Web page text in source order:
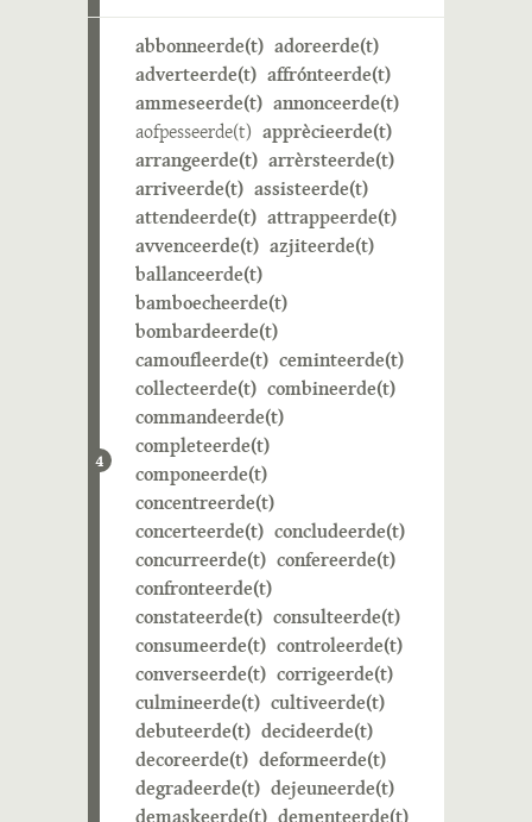
4
abbonneerde(t) adoreerde(t)
adverteerde(t) affrónteerde(t)
ammeseerde(t) annonceerde(t)
aofpesseerde(t) apprècieerde(t)
arrangeerde(t) arrèrsteerde(t)
arriveerde(t) assisteerde(t)
attendeerde(t) attrappeerde(t)
avvenceerde(t) azjiteerde(t)
ballanceerde(t)
bamboecheerde(t)
bombardeerde(t)
camoufleerde(t) ceminteerde(t)
collecteerde(t) combineerde(t)
commandeerde(t)
completeerde(t)
componeerde(t)
concentreerde(t)
concerteerde(t) concludeerde(t)
concurreerde(t) confereerde(t)
confronteerde(t)
constateerde(t) consulteerde(t)
consumeerde(t) controleerde(t)
converseerde(t) corrigeerde(t)
culmineerde(t) cultiveerde(t)
debuteerde(t) decideerde(t)
decoreerde(t) deformeerde(t)
degradeerde(t) dejeuneerde(t)